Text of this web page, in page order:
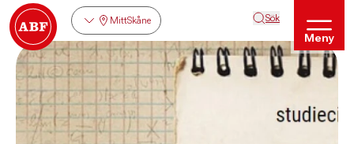
MittSkåne Sök
Meny